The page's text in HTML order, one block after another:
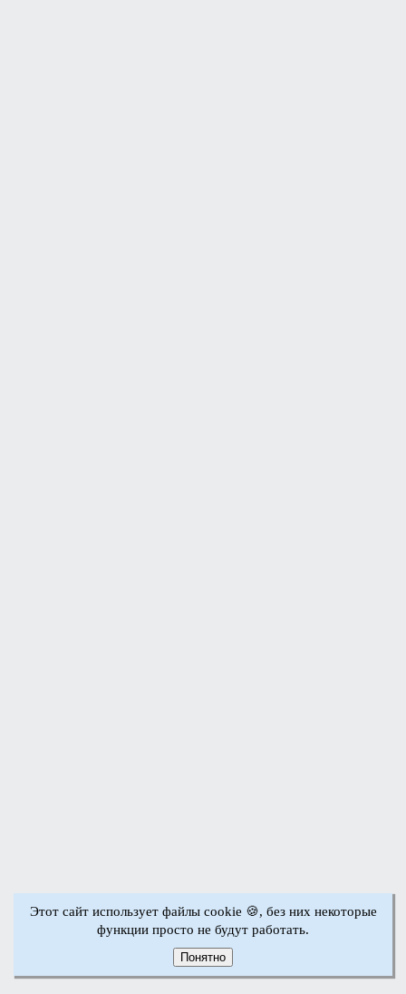
Этот сайт использует файлы cookie 🍪, без них некоторые
функции просто не будут работать.
Понятно